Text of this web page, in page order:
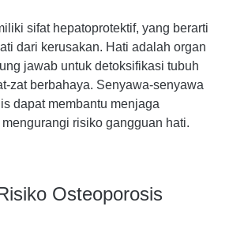
sifat hepatoprotektif, yang berarti
dari kerusakan. Hati adalah organ
jawab untuk detoksifikasi tubuh
zat berbahaya. Senyawa-senyawa
dapat membantu menjaga
risiko gangguan hati.
Osteoporosis